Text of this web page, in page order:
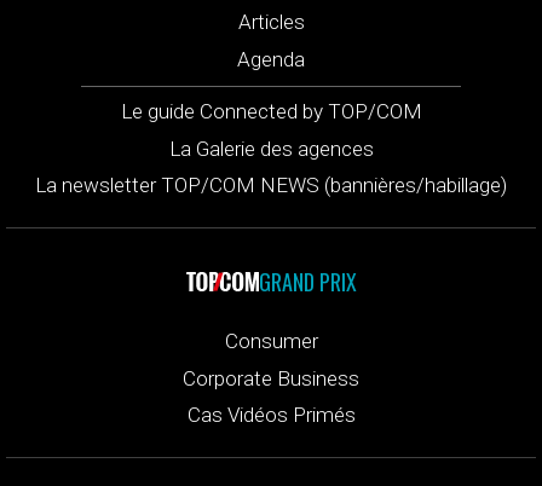
Articles
Agenda
Le guide Connected by TOP/COM
La Galerie des agences
La newsletter TOP/COM NEWS (bannières/habillage)
GRAND PRIX
Consumer
Corporate Business
Cas Vidéos Primés